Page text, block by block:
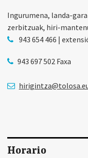
Ingurumena, landa-
zerbitzuak, hiri-
943 654 466 |
943 697 502 Faxa
Horario